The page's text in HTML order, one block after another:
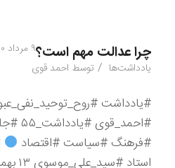
چرا عدالت مهم است؟۹ مرداد ۱۴۰۰
یادداشت‌ها / توسط احمد قوی
#یادداشت
#فرهنگ #سیاست #اقتصاد